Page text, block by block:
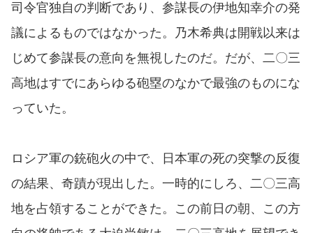
司令官独自の判断であり、参謀長の伊地知幸介の発
議によるものではなかった。乃木希典は開戦以来は
じめて参謀長の意向を無視したのだ。だが、二〇三
高地はすでにあらゆる砲塁のなかで最強のものにな
っていた。
ロシア軍の銃砲火の中で、日本軍の死の突撃の反復
の結果、奇蹟が現出した。一時的にしろ、二〇三高
地を占領することができた。この前日の朝、この方